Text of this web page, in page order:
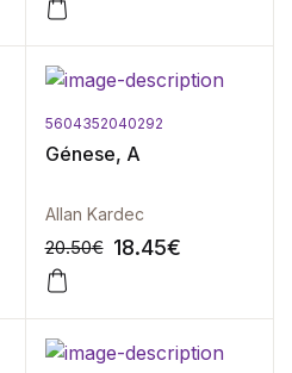
5604352040292
Génese, A
Allan Kardec
20.50€ 18.45€